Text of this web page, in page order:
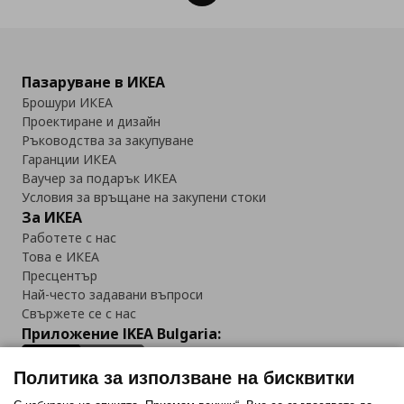
Пазаруване в ИКЕА
Брошури ИКЕА
Проектиране и дизайн
Ръководства за закупуване
Гаранции ИКЕА
Ваучер за подарък ИКЕА
Условия за връщане на закупени стоки
За ИКЕА
Работете с нас
Това е ИКЕА
Пресцентър
Най-често задавани въпроси
Свържете се с нас
Приложение IKEA Bulgaria:
Политика за използване на бисквитки